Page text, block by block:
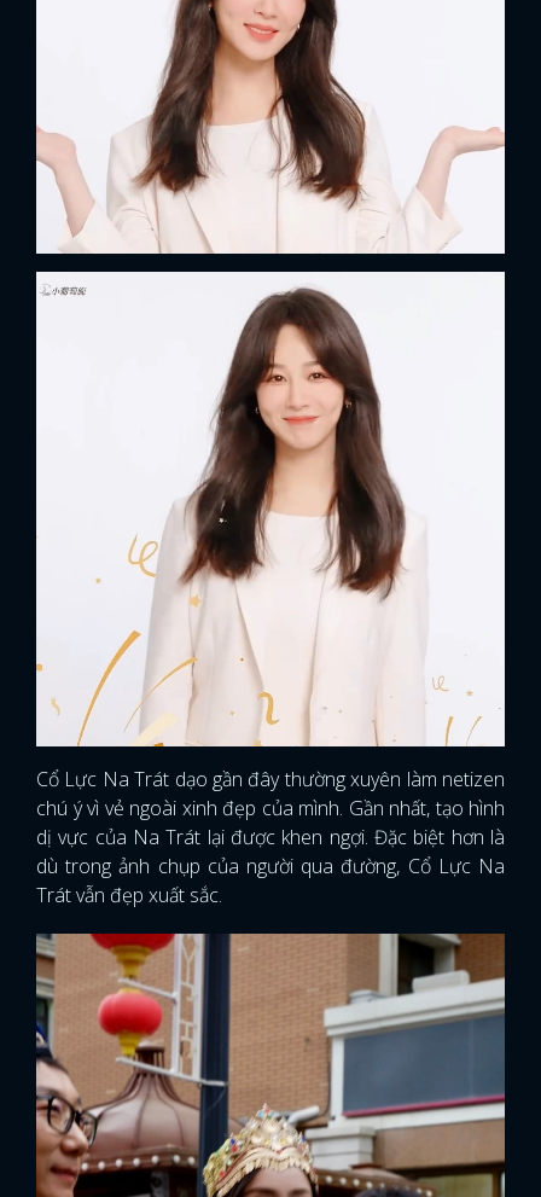
x
ĐĂNG NHẬP
Cổ Lực Na Trát dạo gần đây thường xuyên làm netizen
chú ý vì vẻ ngoài xinh đẹp của mình. Gần nhất, tạo hình
dị vực của Na Trát lại được khen ngợi. Đặc biệt hơn là
dù trong ảnh chụp của người qua đường, Cổ Lực Na
Trát vẫn đẹp xuất sắc.